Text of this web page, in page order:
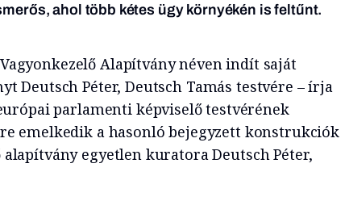
ahol több kétes ügy környékén is feltűnt.
Alapítvány néven indít saját
Deutsch Péter, Deutsch Tamás testvére – írja
parlamenti képviselő testvérének
emelkedik a hasonló bejegyzett konstrukciók
alapítvány egyetlen kuratora Deutsch Péter,